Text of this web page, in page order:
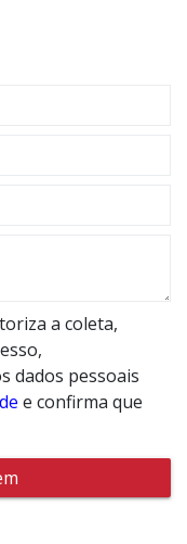
a coleta,
dados pessoais
e confirma que